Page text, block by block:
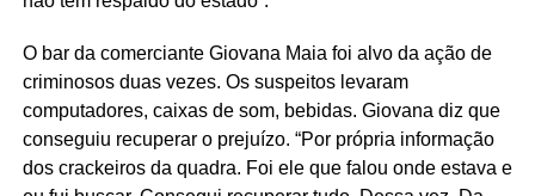
O bar da comerciante Giovana Maia foi alvo da ação de
criminosos duas vezes. Os suspeitos levaram
computadores, caixas de som, bebidas. Giovana diz que
conseguiu recuperar o prejuízo. “Por própria informação
dos crackeiros da quadra. Foi ele que falou onde estava e